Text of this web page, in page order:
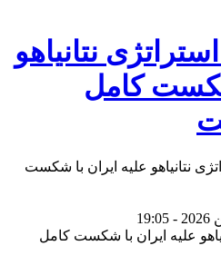
نتانیاهو
کامل
نتانیاهو علیه ایران با شکست